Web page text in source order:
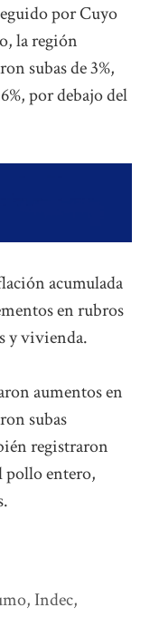
por Cuyo
la región
subas de 3%,
por debajo del
acumulada
en rubros
y vivienda.
aumentos en
subas
registraron
pollo entero,
, Indec,